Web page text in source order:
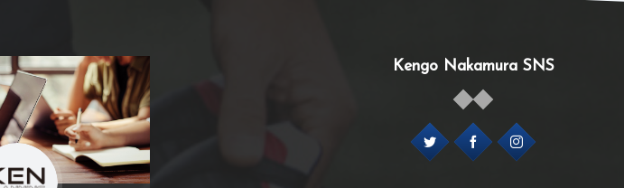
Kengo Nakamura SNS